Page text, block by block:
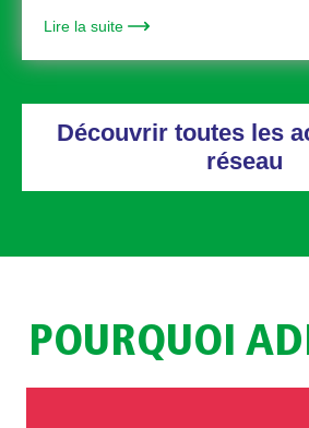
Lire la suite
Découvrir toutes les
réseau
POURQUOI